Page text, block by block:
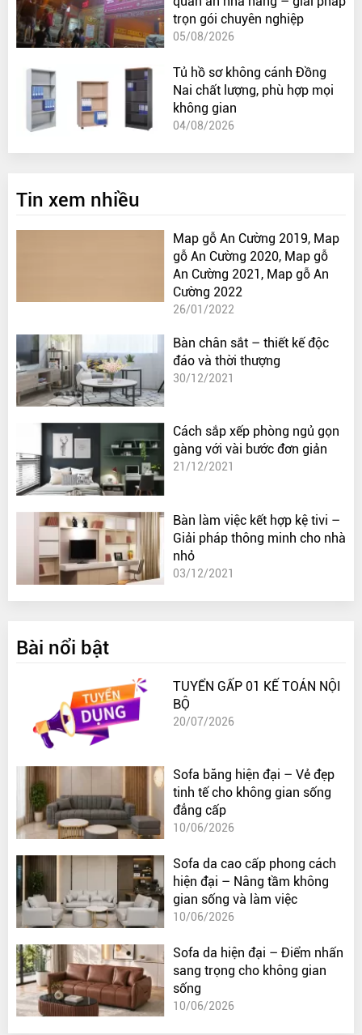
trọn gói chuyên nghiệp
05/08/2026
Tủ hồ sơ không cánh Đồng
Nai chất lượng, phù hợp mọi
không gian
04/08/2026
Tin xem nhiều
Map gỗ An Cường 2019, Map
gỗ An Cường 2020, Map gỗ
An Cường 2021, Map gỗ An
Cường 2022
26/01/2022
Bàn chân sắt – thiết kế độc
đáo và thời thượng
30/12/2021
Cách sắp xếp phòng ngủ gọn
gàng với vài bước đơn giản
21/12/2021
Bàn làm việc kết hợp kệ tivi –
Giải pháp thông minh cho nhà
nhỏ
03/12/2021
Bài nổi bật
TUYỂN GẤP 01 KẾ TOÁN NỘI
BỘ
20/07/2026
Sofa băng hiện đại – Vẻ đẹp
tinh tế cho không gian sống
đẳng cấp
10/06/2026
Sofa da cao cấp phong cách
hiện đại – Nâng tầm không
gian sống và làm việc
10/06/2026
Sofa da hiện đại – Điểm nhấn
sang trọng cho không gian
sống
10/06/2026